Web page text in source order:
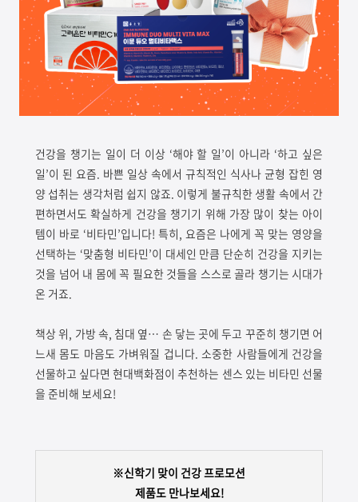
건강을 챙기는 일이 더 이상‘해야 할 일’이 아니라 ‘하고 싶은
일’이 된 요즘. 바쁜 일상 속에서 규칙적인 식사나 균형 잡힌 영
양 섭취는 생각처럼 쉽지 않죠. 이렇게 불규칙한 생활 속에서 간
편하면서도 확실하게 건강을 챙기기 위해 가장 많이 찾는 아이
템이 바로 ‘비타민’입니다! 특히, 요즘은 나에게 꼭 맞는 영양을
선택하는 ‘맞춤형 비타민’이 대세인 만큼 단순히 건강을 지키는
것을 넘어 내 몸에 꼭 필요한 것들을 스스로 골라 챙기는 시대가
온 거죠.
책상 위, 가방 속, 침대 옆… 손 닿는 곳에 두고 꾸준히 챙기면 어
느새 몸도 마음도 가벼워질 겁니다.소중한 사람들에게 건강을
선물하고 싶다면 현대백화점이 추천하는 센스 있는 비타민 선물
을 준비해 보세요!
※신학기 맞이 건강 프로모션
제품도 만나보세요!